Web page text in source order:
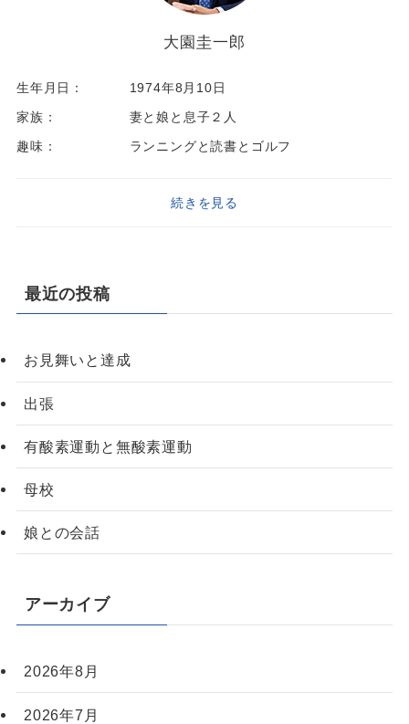
大園圭一郎
生年月日：
1974年8月10日
家族：
妻と娘と息子２人
趣味：
ランニングと読書とゴルフ
続きを見る
最近の投稿
お見舞いと達成
出張
有酸素運動と無酸素運動
母校
娘との会話
アーカイブ
2026年8月
2026年7月